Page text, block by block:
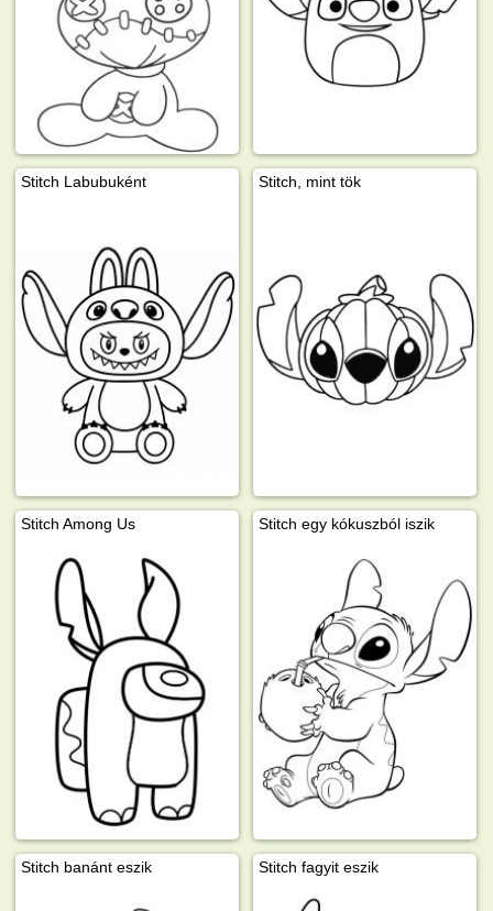
Stitch Labubuként Stitch, mint tök
Stitch Among Us Stitch egy kókuszból iszik
Stitch banánt eszik Stitch fagyit eszik